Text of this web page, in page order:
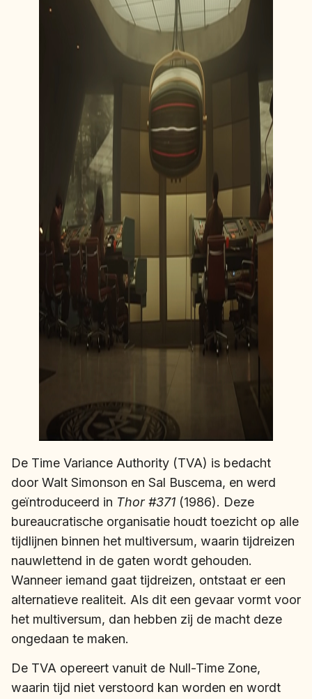
De Time Variance Authority (TVA) is bedacht
door Walt Simonson en Sal Buscema, en werd
geïntroduceerd in Thor #371 (1986). Deze
bureaucratische organisatie houdt toezicht op alle
tijdlijnen binnen het multiversum, waarin tijdreizen
nauwlettend in de gaten wordt gehouden.
Wanneer iemand gaat tijdreizen, ontstaat er een
alternatieve realiteit. Als dit een gevaar vormt voor
het multiversum, dan hebben zij de macht deze
ongedaan te maken.
De TVA opereert vanuit de Null-Time Zone,
waarin tijd niet verstoord kan worden en wordt